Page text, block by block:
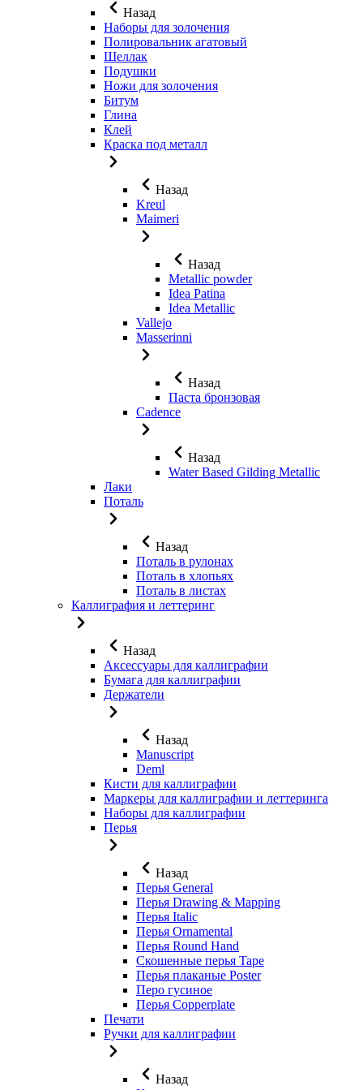
Назад
Наборы для золочения
Полировальник агатовый
Шеллак
Подушки
Ножи для золочения
Битум
Глина
Клей
Краска под металл
Назад
Kreul
Maimeri
Назад
Metallic powder
Idea Patina
Idea Metallic
Vallejo
Masserinni
Назад
Паста бронзовая
Cadence
Назад
Water Based Gilding Metallic
Лаки
Поталь
Назад
Поталь в рулонах
Поталь в хлопьях
Поталь в листах
Каллиграфия и леттеринг
Назад
Аксессуары для каллиграфии
Бумага для каллиграфии
Держатели
Назад
Manuscript
Deml
Кисти для каллиграфии
Маркеры для каллиграфии и леттеринга
Наборы для каллиграфии
Перья
Назад
Перья General
Перья Drawing & Mapping
Перья Italic
Перья Ornamental
Перья Round Hand
Скошенные перья Tape
Перья плаканые Poster
Перо гусиное
Перья Copperplate
Печати
Ручки для каллиграфии
Назад